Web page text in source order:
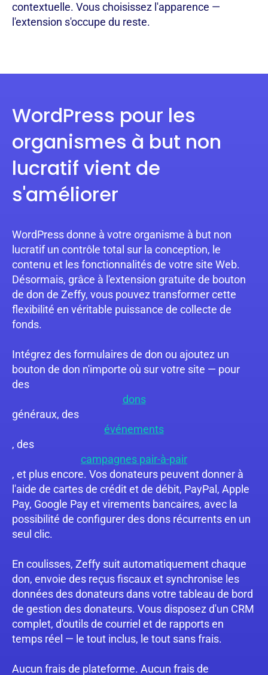
contextuelle. Vous choisissez l'apparence —
l'extension s'occupe du reste.
WordPress pour les
organismes à but non
lucratif vient de
s'améliorer
WordPress donne à votre organisme à but non
lucratif un contrôle total sur la conception, le
contenu et les fonctionnalités de votre site Web.
Désormais, grâce à l'extension gratuite de bouton
de don de Zeffy, vous pouvez transformer cette
flexibilité en véritable puissance de collecte de
fonds.
Intégrez des formulaires de don ou ajoutez un
bouton de don n'importe où sur votre site — pour
des
dons
généraux, des
événements
, des
campagnes pair-à-pair
, et plus encore. Vos donateurs peuvent donner à
l'aide de cartes de crédit et de débit, PayPal, Apple
Pay, Google Pay et virements bancaires, avec la
possibilité de configurer des dons récurrents en un
seul clic.
En coulisses, Zeffy suit automatiquement chaque
don, envoie des reçus fiscaux et synchronise les
données des donateurs dans votre tableau de bord
de gestion des donateurs. Vous disposez d'un CRM
complet, d'outils de courriel et de rapports en
temps réel — le tout inclus, le tout sans frais.
Aucun frais de plateforme. Aucun frais de